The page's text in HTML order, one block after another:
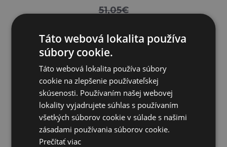
51,05€
SKLADOM
PRIDAŤ DO KOŠÍKA
Táto webová lokalita používa
súbory cookie.
Táto webová lokalita používa súbory
cookie na zlepšenie používateľskej
skúsenosti. Používaním našej webovej
lokality vyjadrujete súhlas s používaním
všetkých súborov cookie v súlade s našimi
zásadami používania súborov cookie.
Prečítať viac